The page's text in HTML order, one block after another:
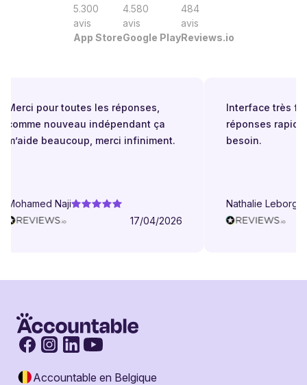
5.300
avis
App Store
4.580
avis
Google Play
484
avis
Reviews.io
pour toutes les réponses,
nouveau indépendant ça
beaucoup, merci infiniment.
Naji
17/04/2026
Interface très
réponses rapides
besoin.
Nathalie Leborgne
Accountable en Belgique